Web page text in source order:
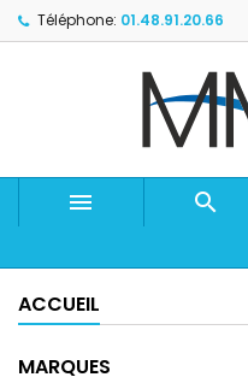
Téléphone: 01.48.91.20.66
 
ACCUEIL
MARQUES